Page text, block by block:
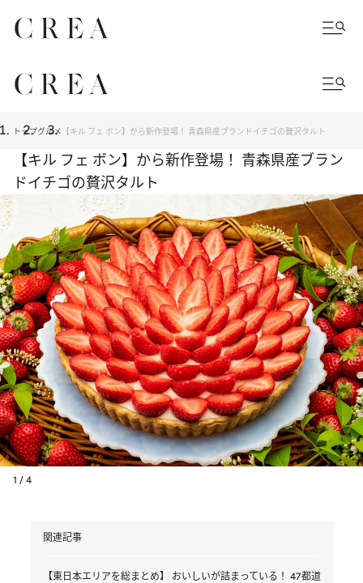
トップグルメ 【キル フェ ボン】から新作登場！ 青森県産ブランドイチゴの贅沢タルト
【キル フェ ボン】から新作登場！ 青森県産ブラン
ドイチゴの贅沢タルト
1 / 4
関連記事
【東日本エリアを総まとめ】 おいしいが詰まっている！ 47都道